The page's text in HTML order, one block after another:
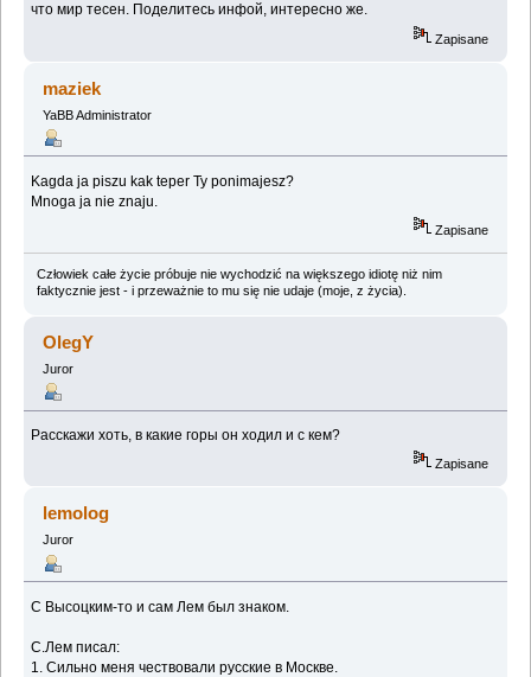
что мир тесен. Поделитесь инфой, интересно же.
Zapisane
maziek
YaBB Administrator
Kagda ja piszu kak teper Ty ponimajesz?
Mnoga ja nie znaju.
Zapisane
Człowiek całe życie próbuje nie wychodzić na większego idiotę niż nim
faktycznie jest - i przeważnie to mu się nie udaje (moje, z życia).
OlegY
Juror
Расскажи хоть, в какие горы он ходил и с кем?
Zapisane
lemolog
Juror
С Высоцким-то и сам Лем был знаком.
С.Лем писал:
1. Сильно меня чествовали русские в Москве.